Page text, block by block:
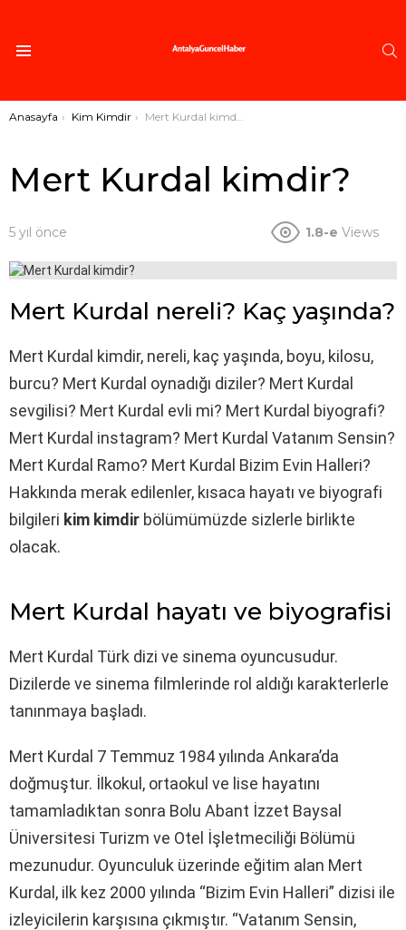
Buradasınız:
Anasayfa Kim Kimdir Mert Kurdal kimdir?
Mert Kurdal kimdir?
5 yıl önce 1.8-e Views
Mert Kurdal nereli? Kaç yaşında?
Mert Kurdal kimdir, nereli, kaç yaşında, boyu, kilosu,
burcu? Mert Kurdal oynadığı diziler? Mert Kurdal
sevgilisi? Mert Kurdal evli mi? Mert Kurdal biyografi?
Mert Kurdal instagram? Mert Kurdal Vatanım Sensin?
Mert Kurdal Ramo? Mert Kurdal Bizim Evin Halleri?
Hakkında merak edilenler, kısaca hayatı ve biyografi
bilgileri kim kimdir bölümümüzde sizlerle birlikte
olacak.
Mert Kurdal hayatı ve biyografisi
Mert Kurdal Türk dizi ve sinema oyuncusudur.
Dizilerde ve sinema filmlerinde rol aldığı karakterlerle
tanınmaya başladı.
Mert Kurdal 7 Temmuz 1984 yılında Ankara’da
doğmuştur. İlkokul, ortaokul ve lise hayatını
tamamladıktan sonra Bolu Abant İzzet Baysal
Üniversitesi Turizm ve Otel İşletmeciliği Bölümü
mezunudur. Oyunculuk üzerinde eğitim alan Mert
Kurdal, ilk kez 2000 yılında “Bizim Evin Halleri” dizisi ile
izleyicilerin karşısına çıkmıştır. “Vatanım Sensin,